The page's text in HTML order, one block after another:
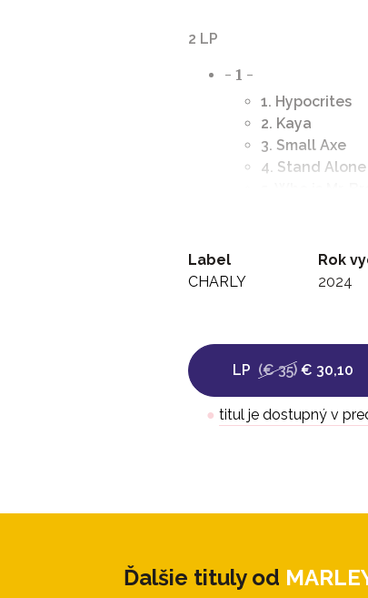
2 LP
- 1 -
1. Hypocrites
2. Kaya
3. Small Axe
4. Stand Alone
8. Sun is
9. Corner Stone
12. African
13. Caution
14. Lively Up
15. Back Out
- 2 -
7. King of Kings
Label
CHARLY
Rok
2024
LP (€ 35) € 30,10
● titul je dostupný v
Ďalšie tituly od